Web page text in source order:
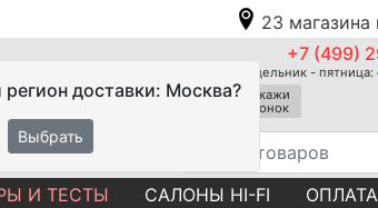
23 магазина
доставки: Москва?
Выбрать
+7 (499)
Понедельник -
Закажи
звонок
И ТЕСТЫ САЛОНЫ HI-FI